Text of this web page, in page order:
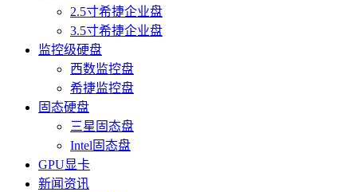
2.5寸希捷企业盘
3.5寸希捷企业盘
监控级硬盘
西数监控盘
希捷监控盘
固态硬盘
三星固态盘
Intel固态盘
GPU显卡
新闻资讯